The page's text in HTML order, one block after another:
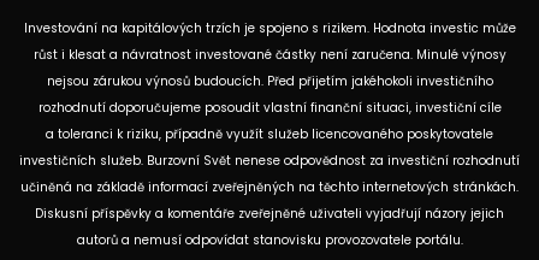
Investování na kapitálových trzích je spojeno s rizikem. Hodnota investic může
růst i klesat a návratnost investované částky není zaručena. Minulé výnosy
nejsou zárukou výnosů budoucích. Před přijetím jakéhokoli investičního
rozhodnutí doporučujeme posoudit vlastní finanční situaci, investiční cíle
a toleranci k riziku, případně využít služeb licencovaného poskytovatele
investičních služeb. Burzovní Svět nenese odpovědnost za investiční rozhodnutí
učiněná na základě informací zveřejněných na těchto internetových stránkách.
Diskusní příspěvky a komentáře zveřejněné uživateli vyjadřují názory jejich
autorů a nemusí odpovídat stanovisku provozovatele portálu.